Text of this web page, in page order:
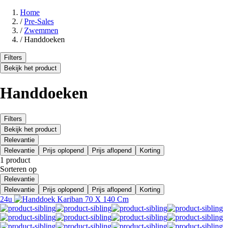
Home
/ Pre-Sales
/ Zwemmen
/ Handdoeken
Filters
Bekijk het product
Handdoeken
Filters
Bekijk het product
Relevantie
Relevantie
Prijs oplopend Prijs aflopend Korting
1 product
Sorteren op
Relevantie
Relevantie
Prijs oplopend Prijs aflopend Korting
24u